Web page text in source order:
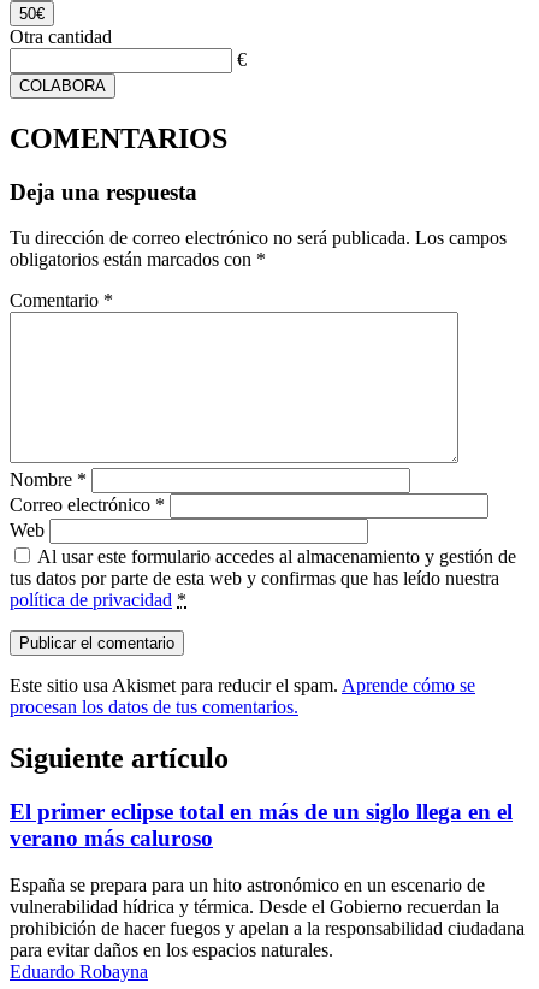
50€
Otra cantidad
€
COLABORA
COMENTARIOS
Deja una respuesta
Tu dirección de correo electrónico no será publicada. Los campos
obligatorios están marcados con *
Comentario *
Nombre *
Correo electrónico *
Web
Al usar este formulario accedes al almacenamiento y gestión de
tus datos por parte de esta web y confirmas que has leído nuestra
política de privacidad *
Este sitio usa Akismet para reducir el spam. Aprende cómo se
procesan los datos de tus comentarios.
Siguiente artículo
El primer eclipse total en más de un siglo llega en el
verano más caluroso
España se prepara para un hito astronómico en un escenario de
vulnerabilidad hídrica y térmica. Desde el Gobierno recuerdan la
prohibición de hacer fuegos y apelan a la responsabilidad ciudadana
para evitar daños en los espacios naturales.
Eduardo Robayna